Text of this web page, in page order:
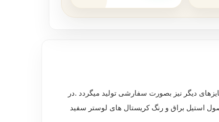
دیگر نیز بصورت سفارشی تولید میگردد .در
رنگ بدنه و حلقه های مصول استیل براق و رنگ کریستال های لوستر سفید